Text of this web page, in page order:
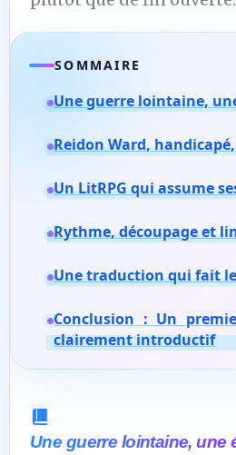
SOMMAIRE
Une guerre lointaine,
Reidon Ward,
Un LitRPG qui assume
Rythme, découpage et
Une traduction qui fait
Conclusion : Un
clairement introductif
Une guerre lointaine, une